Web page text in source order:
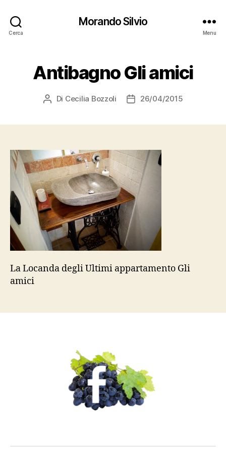
Cerca
Morando Silvio
Menu
Antibagno Gli amici
Autore
Di Cecilia Bozzoli
Data26/04/2015
La Locanda degli Ultimi appartamento Gli
amici